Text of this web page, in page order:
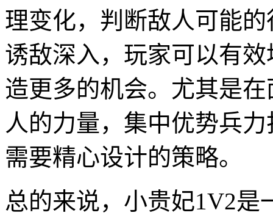
理变化，判断敌人可能
诱敌深入，玩家可以有
造更多的机会。尤其是
人的力量，集中优势兵
需要精心设计的策略。
总的来说，小贵妃1V2是